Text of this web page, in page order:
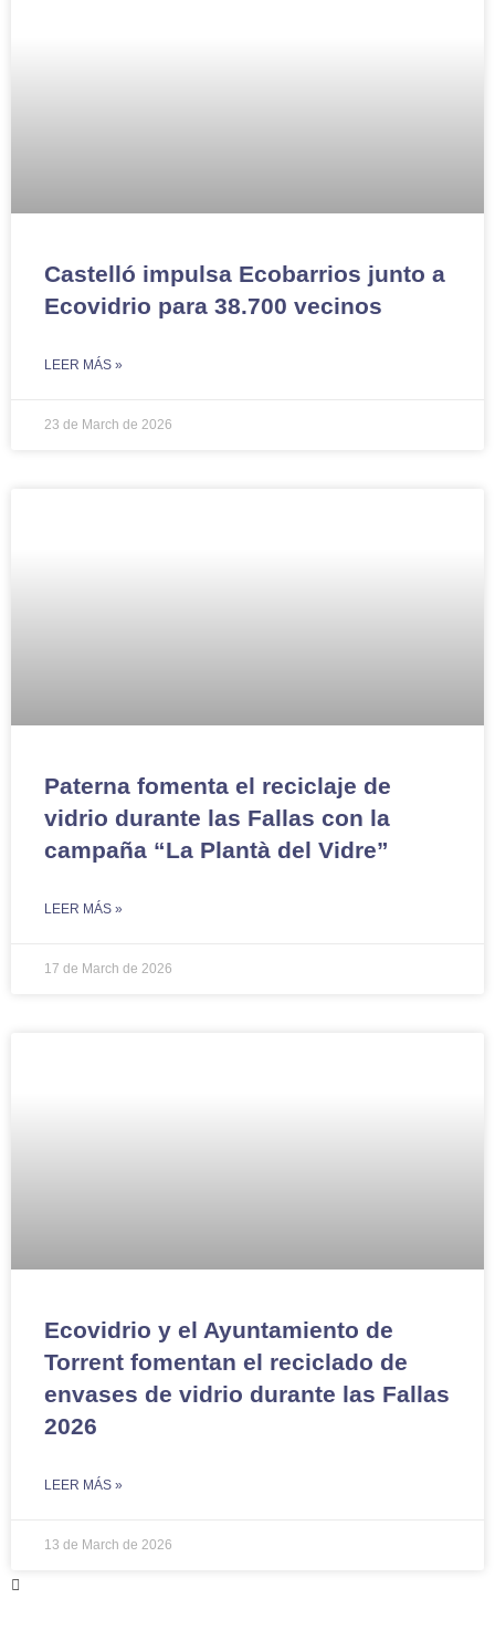
Castelló impulsa Ecobarrios junto a
Ecovidrio para 38.700 vecinos
LEER MÁS »
23 de March de 2026
Paterna fomenta el reciclaje de
vidrio durante las Fallas con la
campaña “La Plantà del Vidre”
LEER MÁS »
17 de March de 2026
Ecovidrio y el Ayuntamiento de
Torrent fomentan el reciclado de
envases de vidrio durante las Fallas
2026
LEER MÁS »
13 de March de 2026